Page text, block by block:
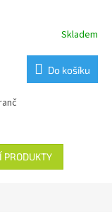
Skladem
Do košíku
PRODUKTY